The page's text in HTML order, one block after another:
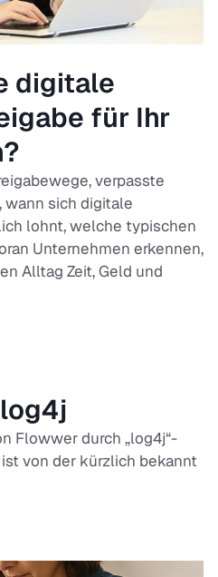
digitale
für Ihr
verpasste
wann sich digitale
lohnt, welche typischen
Unternehmen erkennen,
Alltag Zeit, Geld und
Flowwer durch „log4j“-
von der kürzlich bekannt